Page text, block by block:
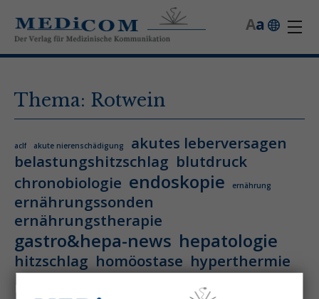
a
A
Thema: Rotwein
aclf akute nierenschädigung
akutes leberversagen
belastungshitzschlag blutdruck
chronobiologie endoskopie ernährung
ernährungssonden
ernährungstherapie
gastro&hepa-news hepatologie
hitzschlag homöostase hyperthermie
hämatologie